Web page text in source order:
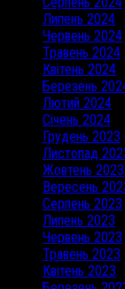
Липень 2024
Червень 2024
Травень 2024
Квітень 2024
Березень
Лютий 2024
Січень 2024
Грудень 2023
Листопад
Жовтень 2023
Вересень
Серпень 2023
Липень 2023
Червень 2023
Травень 2023
Квітень 2023